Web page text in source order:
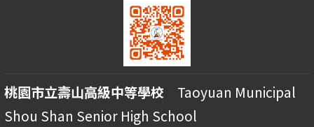
桃園市立壽山高級中等學校 Taoyuan Municipal
Shou Shan Senior High School